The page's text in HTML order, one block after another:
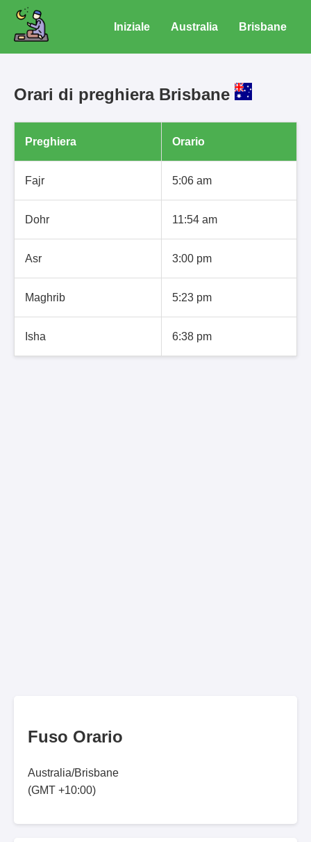
Iniziale Australia Brisbane
Orari di preghiera Brisbane
Preghiera Orario
Fajr 5:06 am
Dohr 11:54 am
Asr 3:00 pm
Maghrib 5:23 pm
Isha 6:38 pm
Fuso Orario
Australia/Brisbane
(GMT +10:00)